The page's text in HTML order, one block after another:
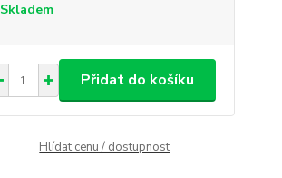
Skladem
Přidat do košíku
Hlídat cenu / dostupnost